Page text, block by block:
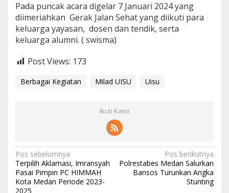
Pada puncak acara digelar 7 Januari 2024 yang
diimeriahkan Gerak Jalan Sehat yang diikuti para
keluarga yayasan, dosen dan tendik, serta
keluarga alumni. ( swisma)
Post Views: 173
Berbagai Kegiatan Milad UISU Uisu
Ikuti Kami
Navigasi
pos
Pos sebelumnya
Terpilih Aklamasi, Imransyah
Pasai Pimpin PC HIMMAH
Kota Medan Periode 2023-
2025
Pos berikutnya
Polrestabes Medan Salurkan
Bansos Turunkan Angka
Stunting